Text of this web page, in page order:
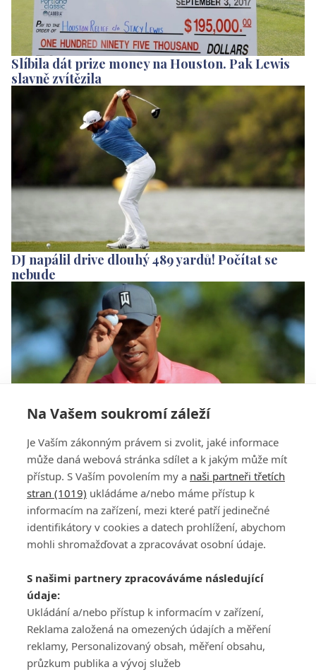
Na Vašem soukromí záleží
Je Vaším zákonným právem si zvolit, jaké informace
může daná webová stránka sdílet a k jakým může mít
přístup. S Vaším povolením my a naši partneři třetích
stran (1019) ukládáme a/nebo máme přístup k
informacím na zařízení, mezi které patří jedinečné
identifikátory v cookies a datech prohlížení, abychom
mohli shromažďovat a zpracovávat osobní údaje.
S našimi partnery zpracováváme následující
údaje:
Ukládání a/nebo přístup k informacím v zařízení,
Reklama založená na omezených údajích a měření
reklamy, Personalizovaný obsah, měření obsahu,
průzkum publika a vývoj služeb
Slíbila dát prize money na Houston. Pak Lewis
slavně zvítězila
DJ napálil drive dlouhý 489 yardů! Počítat se
nebude
Tiger Woods oznámil další start, kde bude hrát?
Všeobecné obchodní
podmínky služby
GolfExtra.cz Premium
Podmínky zpracování
ATV CZ, s.r.o.
140 00 Praha 4